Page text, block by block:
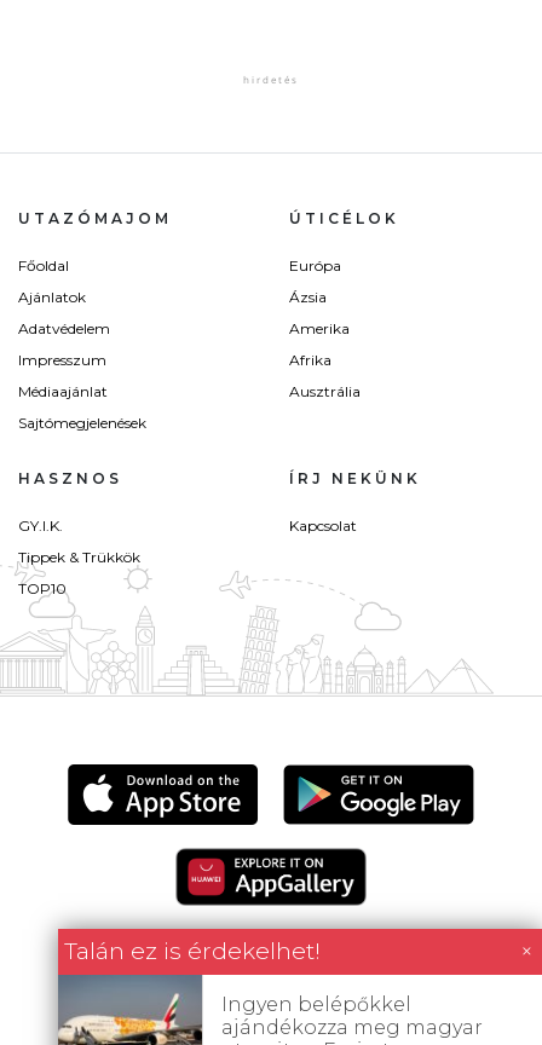
Talán ez is érdekelhet! ×
Ingyen belépőkkel
ajándékozza meg magyar
UTAZÓMAJOM
Főoldal
Ajánlatok
Adatvédelem
Impresszum
Médiaajánlat
Sajtómegjelenések
ÚTICÉLOK
Európa
Ázsia
Amerika
Afrika
Ausztrália
HASZNOS
GY.I.K.
Tippek & Trükkök
TOP10
ÍRJ NEKÜNK
Kapcsolat
Minden tartalom jogvédett © 2026 Utazómajom.